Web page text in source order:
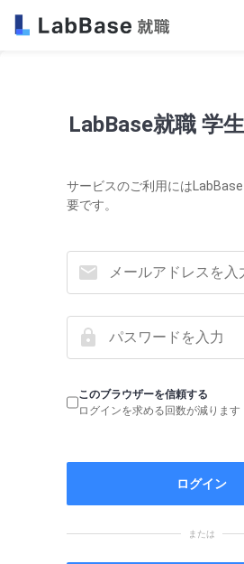
LabBase就職 学
サービスのご利用には
要です。
このブラウザーを信頼する
ログインを求める回数が減ります
ログイン
または